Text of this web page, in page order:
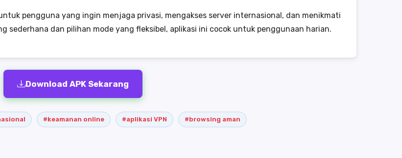
pengguna yang ingin menjaga privasi, mengakses server internasional, dan menikmati
sederhana dan pilihan mode yang fleksibel, aplikasi ini cocok untuk penggunaan harian.
Download APK Sekarang
#keamanan online #aplikasi VPN #browsing aman